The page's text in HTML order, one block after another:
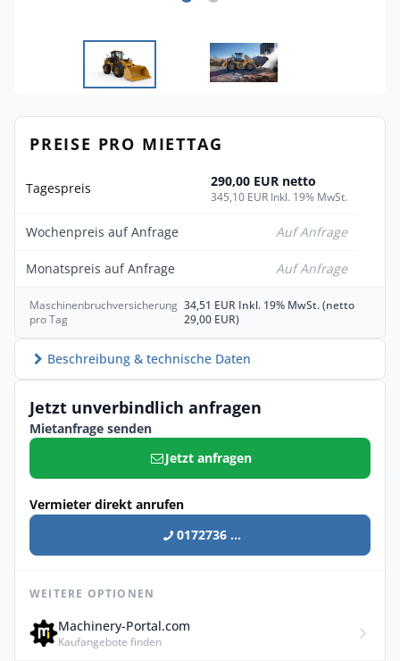
PREISE PRO MIETTAG
Tagespreis 290,00 EUR netto
345,10 EUR Inkl. 19% MwSt.
Wochenpreis auf Anfrage Auf Anfrage
Monatspreis auf Anfrage Auf Anfrage
Maschinenbruchversicherung
pro Tag
34,51 EUR Inkl. 19% MwSt. (netto
29,00 EUR)
Beschreibung & technische Daten
Jetzt unverbindlich anfragen
Mietanfrage senden
Jetzt anfragen
Vermieter direkt anrufen
0172736 ...
WEITERE OPTIONEN
Machinery-Portal.com
Kaufangebote finden